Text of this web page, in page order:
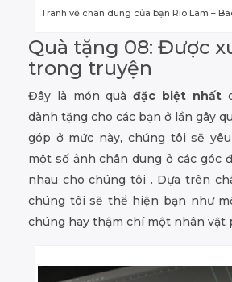
Tranh vẽ chân dung của bạn Rio Lam –
Quà tặng 08: Được
trong truyện
Đây là món quàđặc biệt nhất
dành tặng cho các bạn ở lần gây
góp ở mức này, chúng tôi sẽ
một số ảnh chân dung ở các góc
nhau cho chúng tôi . Dựa trên
chúng tôi sẽ thể hiện bạn như
chúng hay thậm chí một nhân vật